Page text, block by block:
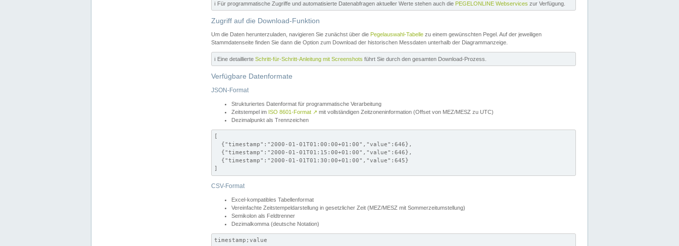
ℹ️ Für programmatische Zugriffe und automatisierte Datenabfragen aktueller Werte stehen auch die PEGELONLINE Webservices zur Verfügung.
Zugriff auf die Download-Funktion
Um die Daten herunterzuladen, navigieren Sie zunächst über die Pegelauswahl-Tabelle zu einem gewünschten Pegel. Auf der jeweiligen
Stammdatenseite finden Sie dann die Option zum Download der historischen Messdaten unterhalb der Diagrammanzeige.
ℹ️ Eine detaillierte Schritt-für-Schritt-Anleitung mit Screenshots führt Sie durch den gesamten Download-Prozess.
Verfügbare Datenformate
JSON-Format
Strukturiertes Datenformat für programmatische Verarbeitung
Zeitstempel im ISO 8601-Format ↗ mit vollständigen Zeitzoneninformation (Offset von MEZ/MESZ zu UTC)
Dezimalpunkt als Trennzeichen
[
  {"timestamp":"2000-01-01T01:00:00+01:00","value":646},
  {"timestamp":"2000-01-01T01:15:00+01:00","value":646},
  {"timestamp":"2000-01-01T01:30:00+01:00","value":645}
]
CSV-Format
Excel-kompatibles Tabellenformat
Vereinfachte Zeitstempeldarstellung in gesetzlicher Zeit (MEZ/MESZ mit Sommerzeitumstellung)
Semikolon als Feldtrenner
Dezimalkomma (deutsche Notation)
timestamp;value